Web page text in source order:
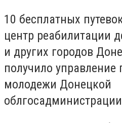
10 бесплатных
центр реабилитации
и других городов
получило
молодежи Донецкой